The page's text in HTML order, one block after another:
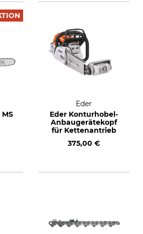
Eder
Eder Konturhobel-
Anbaugerätekopf
für Kettenantrieb
375,00 €